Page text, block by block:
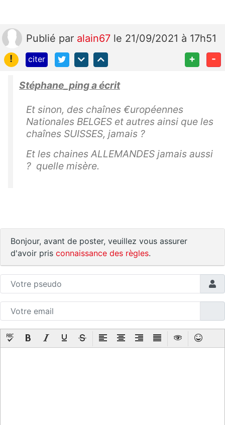
Publié par alain67 le 21/09/2021 à 17h51
!
citer + -
Stéphane_ping a écrit
Et sinon, des chaînes €uropéennes
Nationales BELGES et autres ainsi que les
chaînes SUISSES, jamais ?
Et les chaines ALLEMANDES jamais aussi
? quelle misère.
Bonjour, avant de poster, veuillez vous assurer
d'avoir pris connaissance des règles.